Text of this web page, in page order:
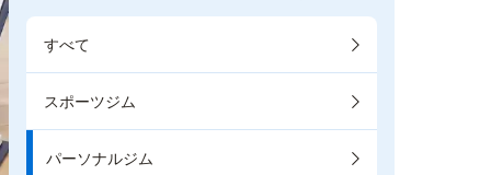
すべて
スポーツジム
パーソナルジム